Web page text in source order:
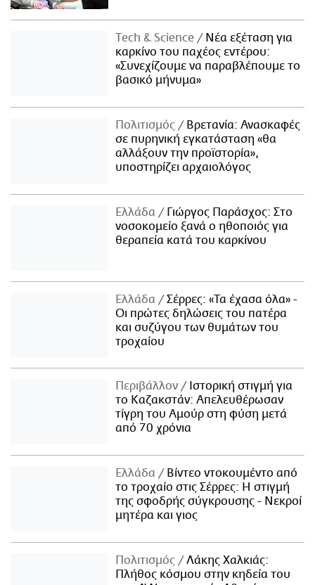
Τech & Science
Νέα εξέταση για
καρκίνο του παχέος εντέρου:
«Συνεχίζουμε να παραβλέπουμε το
βασικό μήνυμα»
Πολιτισμός
Βρετανία: Ανασκαφές
σε πυρηνική εγκατάσταση «θα
αλλάξουν την προϊστορία»,
υποστηρίζει αρχαιολόγος
Ελλάδα
Γιώργος Παράσχος: Στο
νοσοκομείο ξανά ο ηθοποιός για
θεραπεία κατά του καρκίνου
Ελλάδα
Σέρρες: «Τα έχασα όλα» -
Οι πρώτες δηλώσεις του πατέρα
και συζύγου των θυμάτων του
τροχαίου
Περιβάλλον
Ιστορική στιγμή για
το Καζακστάν: Απελευθέρωσαν
τίγρη του Αμούρ στη φύση μετά
από 70 χρόνια
Ελλάδα
Βίντεο ντοκουμέντο από
το τροχαίο στις Σέρρες: Η στιγμή
της σφοδρής σύγκρουσης - Νεκροί
μητέρα και γιος
Πολιτισμός
Λάκης Χαλκιάς:
Πλήθος κόσμου στην κηδεία του